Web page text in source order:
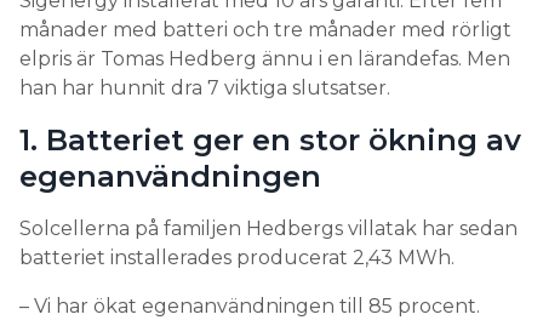
månader med batteri och tre månader med rörligt
elpris är Tomas Hedberg ännu i en lärandefas. Men
han har hunnit dra 7 viktiga slutsatser.
1. Batteriet ger en stor ökning av
egenanvändningen
Solcellerna på familjen Hedbergs villatak har sedan
batteriet installerades producerat 2,43 MWh.
– Vi har ökat egenanvändningen till 85 procent.